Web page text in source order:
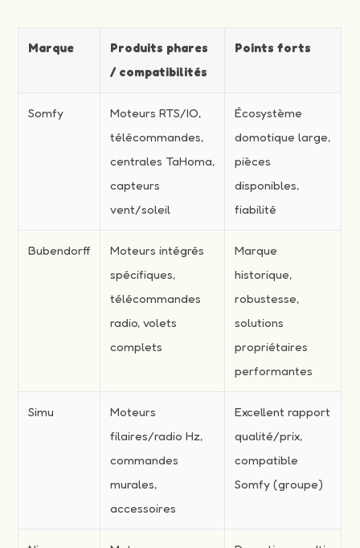
Marque
Produits phares
/ compatibilités
Points forts
Somfy
Moteurs RTS/IO,
télécommandes,
centrales TaHoma,
capteurs
vent/soleil
Écosystème
domotique large,
pièces
disponibles,
fiabilité
Bubendorff
Moteurs intégrés
spécifiques,
télécommandes
radio, volets
complets
Marque
historique,
robustesse,
solutions
propriétaires
performantes
Simu
Moteurs
filaires/radio Hz,
commandes
murales,
accessoires
Excellent rapport
qualité/prix,
compatible
Somfy (groupe)